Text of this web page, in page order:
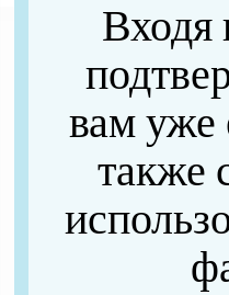
Входя
вам уже
также